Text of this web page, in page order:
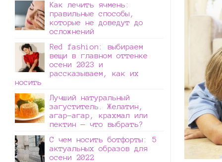
Как лечить ячмень:
правильные способы,
которые не доведут до
осложнений
Red fashion: выбираем
вещи в главном оттенке
осени 2023 и
рассказываем, как их
носить
Лучший натуральный
загуститель. Желатин,
агар-агар, крахмал или
пектин — что выбрать?
С чем носить ботфорты: 5
актуальных образов для
осени 2022